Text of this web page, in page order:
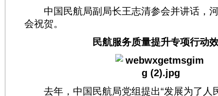
中国民航局副局长王志清参会并讲话，
会祝贺。
民航服务质量提升专项行动
去年，中国民航局党组提出“发展为了人